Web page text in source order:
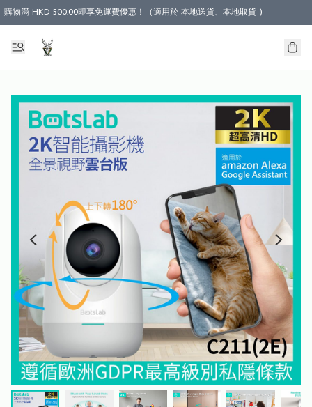
購物滿 HKD 500.00即享免運費優惠！（適用於 本地送貨、本地取貨 )